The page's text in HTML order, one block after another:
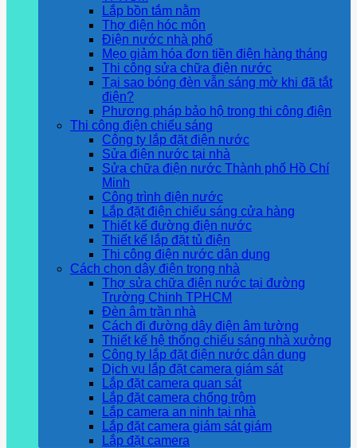
Lắp bồn tắm nằm
Thợ điện hóc môn
Điện nước nhà phố
Mẹo giảm hóa đơn tiền điện hàng tháng
Thi công sửa chữa điện nước
Tại sao bóng đèn vẫn sáng mờ khi đã tắt
điện?
Phương pháp bảo hộ trong thi công điện
Thi công điện chiếu sáng
Công ty lắp đặt điện nước
Sửa điện nước tại nhà
Sửa chữa điện nước Thành phố Hồ Chí
Minh
Công trình điện nước
Lắp đặt điện chiếu sáng cửa hàng
Thiết kế đường điện nước
Thiết kế lắp đặt tủ điện
Thi công điện nước dân dụng
Cách chọn dây điện trong nhà
Thợ sửa chữa điện nước tại đường
Trường Chinh TPHCM
Đèn âm trần nhà
Cách đi đường dây điện âm tường
Thiết kế hệ thống chiếu sáng nhà xưởng
Công ty lắp đặt điện nước dân dụng
Dịch vụ lắp đặt camera giám sát
Lắp đặt camera quan sát
Lắp đặt camera chống trộm
Lắp camera an ninh tại nhà
Lắp đặt camera giám sát giám
Lắp đặt camera